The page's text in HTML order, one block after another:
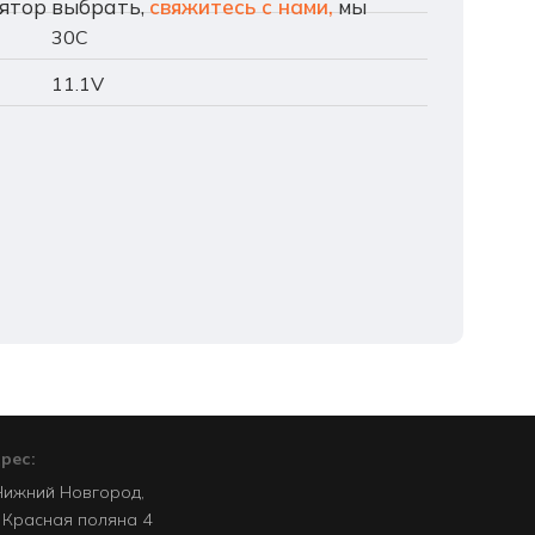
30C
11.1V
выбрать,свяжитесь с нами,мы
Новгород,
Красная поляна 4